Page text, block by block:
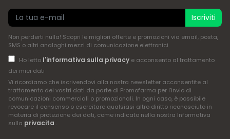
Iscriviti
Non perderti nulla! Scopri le migliori offerte e promozioni via email, posta,
SMS o altri analoghi mezzi di comunicazione elettronici
Ho letto l'informativa sulla privacye acconsento al trattamento
dei miei dati
Vi ricordiamo che iscrivendovi alla nostra newsletter acconsentite al
trattamento dei vostri dati da parte di Promofarma per l'invio di
comunicazioni commerciali o promozionali. In ogni caso, è possibile
revocare il consenso o esercitare qualsiasi altro diritto riconosciuto in
materia di protezione dei dati, come indicato nella nostra Informativa
sulla privacita .